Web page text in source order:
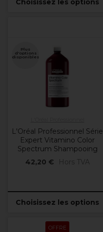
Choisissez les options
Plus
d'options
disponibles
L'Oréal Professionnel Série
Expert Vitamino Color
Spectrum Shampooing
42,20 €
Hors TVA
Choisissez les options
OFFRE